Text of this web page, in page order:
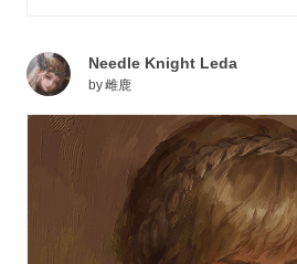
Needle Knight Leda
by雌鹿